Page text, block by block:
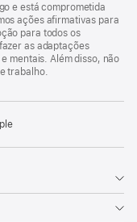
e está comprometida
ações afirmativas para
para todos os
as adaptações
mentais. Além disso, não
trabalho.